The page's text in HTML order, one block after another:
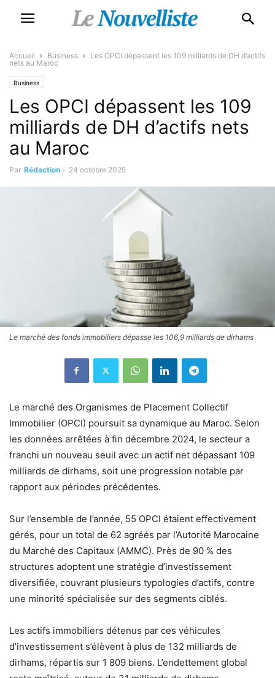
Accueil Business
Les OPCI dépassent les 109 milliards de DH d’actifs
nets au Maroc
Business
Les OPCI dépassent les 109
milliards de DH d’actifs nets
au Maroc
Par Rédaction - 24 octobre 2025
Le marché des fonds immobiliers dépasse les 106,9 milliards de dirhams
Le marché des Organismes de Placement Collectif
Immobilier (OPCI) poursuit sa dynamique au Maroc. Selon
les données arrêtées à fin décembre 2024, le secteur a
franchi un nouveau seuil avec un actif net dépassant 109
milliards de dirhams, soit une progression notable par
rapport aux périodes précédentes.
Sur l’ensemble de l’année, 55 OPCI étaient effectivement
gérés, pour un total de 62 agréés par l’Autorité Marocaine
du Marché des Capitaux (AMMC). Près de 90 % des
structures adoptent une stratégie d’investissement
diversifiée, couvrant plusieurs typologies d’actifs, contre
une minorité spécialisée sur des segments ciblés.
Les actifs immobiliers détenus par ces véhicules
d’investissement s’élèvent à plus de 132 milliards de
dirhams, répartis sur 1 809 biens. L’endettement global